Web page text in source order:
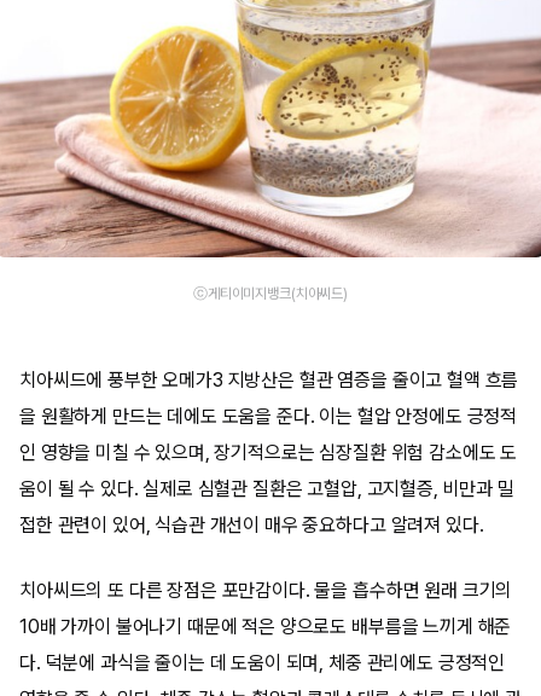
ⓒ게티이미지뱅크(치아씨드)
치아씨드에 풍부한 오메가3 지방산은 혈관 염증을 줄이고 혈액 흐름
을 원활하게 만드는 데에도 도움을 준다. 이는 혈압 안정에도 긍정적
인 영향을 미칠 수 있으며, 장기적으로는 심장질환 위험 감소에도 도
움이 될 수 있다. 실제로 심혈관 질환은 고혈압, 고지혈증, 비만과 밀
접한 관련이 있어, 식습관 개선이 매우 중요하다고 알려져 있다.
치아씨드의 또 다른 장점은 포만감이다. 물을 흡수하면 원래 크기의
10배 가까이 불어나기 때문에 적은 양으로도 배부름을 느끼게 해준
다. 덕분에 과식을 줄이는 데 도움이 되며, 체중 관리에도 긍정적인